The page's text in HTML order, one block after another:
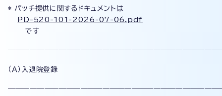
* パッチ提供に関するドキュメントは
PD-520-101-2026-07-06.pdf
です
（Ａ）入退院登録